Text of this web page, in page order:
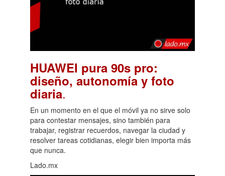
HUAWEI pura 90s pro:
diseño, autonomía y foto
diaria.
En un momento en el que el móvil ya no sirve solo
para contestar mensajes, sino también para
trabajar, registrar recuerdos, navegar la ciudad y
resolver tareas cotidianas, elegir bien importa más
que nunca.
Lado.mx